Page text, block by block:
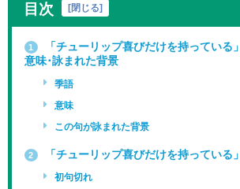
目次 閉じる
1
「チューリップ喜びだけを持っている
意味･詠まれた背景
季語
意味
この句が詠まれた背景
2 「チューリップ喜びだけを持っている
初句切れ